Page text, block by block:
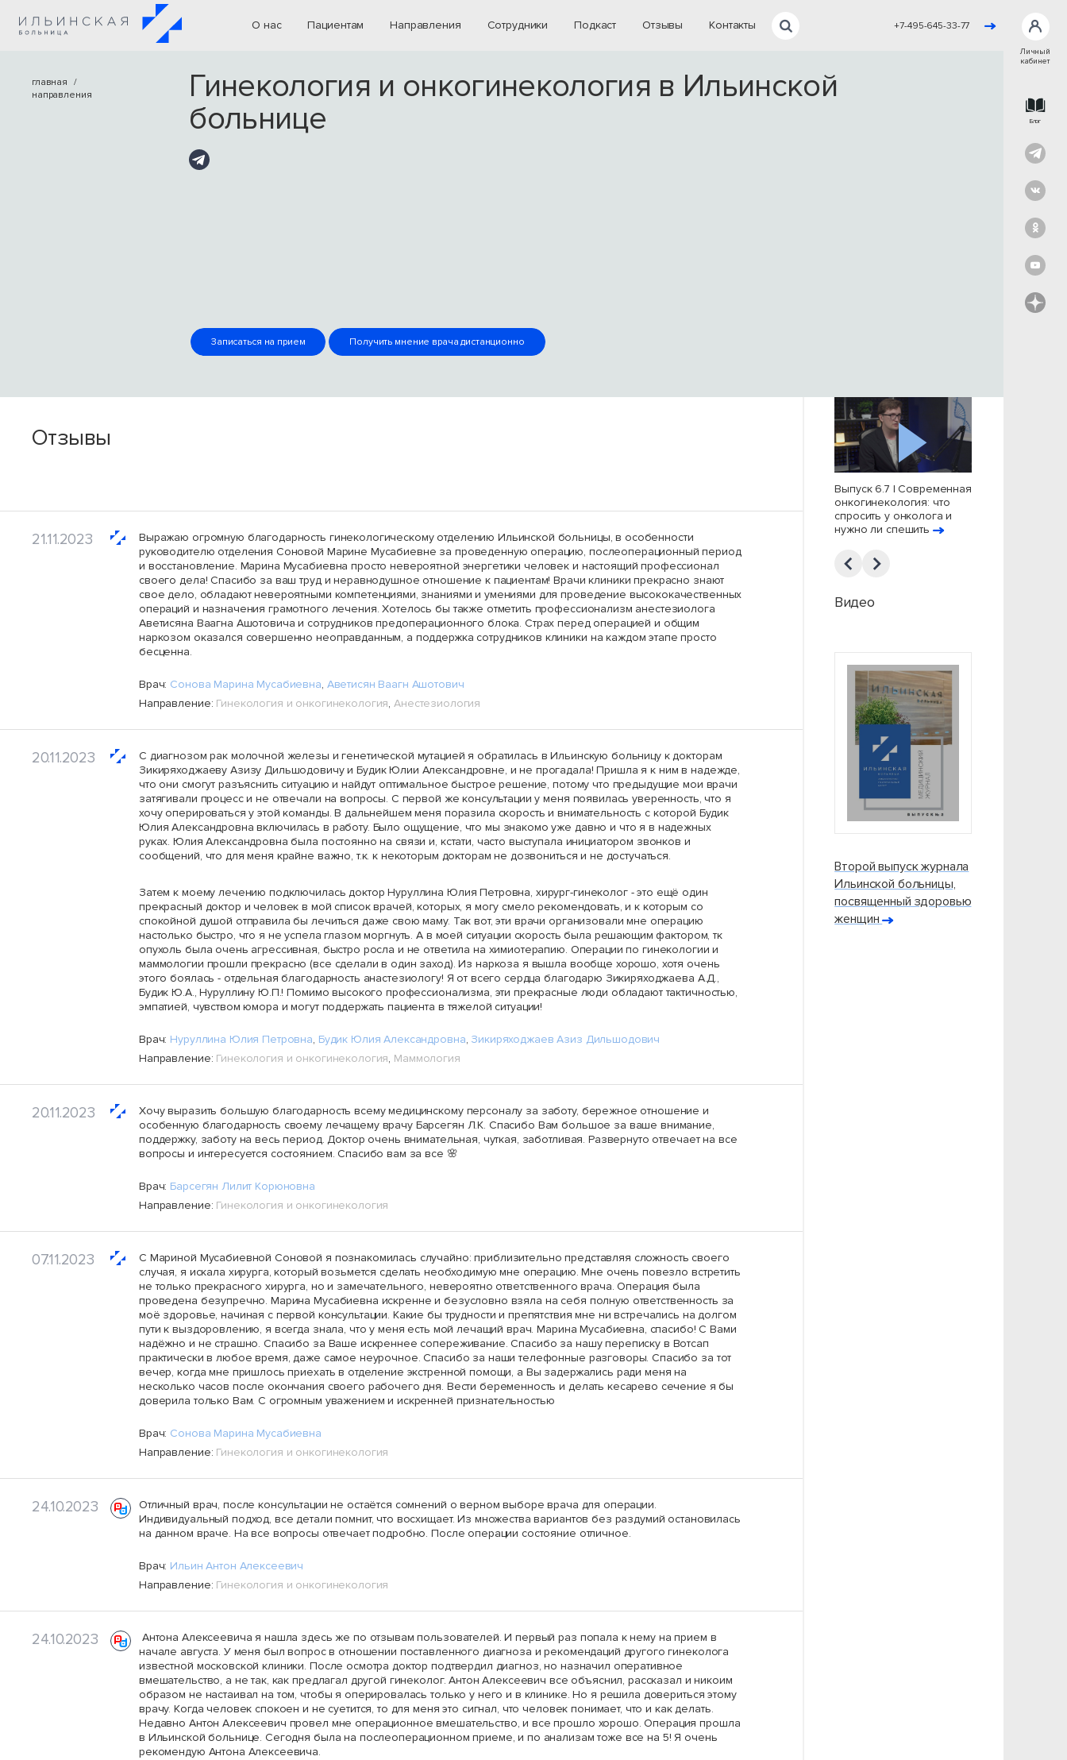
О нас Пациентам Направления Сотрудники Подкаст Отзывы Контакты +7-495-645-33-77
Личный
кабинет
Блог
главная
направления
Гинекология и онкогинекология в Ильинской
больнице
Записаться на прием Получить мнение врача дистанционно
больницы
Ильинской больнице
роботической хирургии
ребрендинг, окно
Выпуск 6.7 | Современная
онкогинекология: что
спросить у онколога и
нужно ли спешить
Видео
Второй выпуск журнала
Ильинской больницы,
посвященный здоровью
женщин
Отзывы
21.11.2023
Выражаю огромную благодарность гинекологическому отделению Ильинской больницы, в особенности
руководителю отделения Соновой Марине Мусабиевне за проведенную операцию, послеоперационный период
и восстановление. Марина Мусабиевна просто невероятной энергетики человек и настоящий профессионал
своего дела! Спасибо за ваш труд и неравнодушное отношение к пациентам! Врачи клиники прекрасно знают
свое дело, обладают невероятными компетенциями, знаниями и умениями для проведение высококачественных
операций и назначения грамотного лечения. Хотелось бы также отметить профессионализм анестезиолога
Аветисяна Ваагна Ашотовича и сотрудников предоперационного блока. Страх перед операцией и общим
наркозом оказался совершенно неоправданным, а поддержка сотрудников клиники на каждом этапе просто
бесценна.
Врач: Сонова Марина Мусабиевна, Аветисян Ваагн Ашотович
Направление: Гинекология и онкогинекология,Анестезиология
20.11.2023
С диагнозом рак молочной железы и генетической мутацией я обратилась в Ильинскую больницу к докторам
Зикиряходжаеву Азизу Дильшодовичу и Будик Юлии Александровне, и не прогадала! Пришла я к ним в надежде,
что они смогут разъяснить ситуацию и найдут оптимальное быстрое решение, потому что предыдущие мои врачи
затягивали процесс и не отвечали на вопросы. С первой же консультации у меня появилась уверенность, что я
хочу оперироваться у этой команды. В дальнейшем меня поразила скорость и внимательность с которой Будик
Юлия Александровна включилась в работу. Было ощущение, что мы знакомо уже давно и что я в надежных
руках. Юлия Александровна была постоянно на связи и, кстати, часто выступала инициатором звонков и
сообщений, что для меня крайне важно, т.к. к некоторым докторам не дозвониться и не достучаться.
Затем к моему лечению подключилась доктор Нуруллина Юлия Петровна, хирург-гинеколог - это ещё один
прекрасный доктор и человек в мой список врачей, которых, я могу смело рекомендовать, и к которым со
спокойной душой отправила бы лечиться даже свою маму. Так вот, эти врачи организовали мне операцию
настолько быстро, что я не успела глазом моргнуть. А в моей ситуации скорость была решающим фактором, тк
опухоль была очень агрессивная, быстро росла и не ответила на химиотерапию. Операции по гинекологии и
маммологии прошли прекрасно (все сделали в один заход). Из наркоза я вышла вообще хорошо, хотя очень
этого боялась - отдельная благодарность анастезиологу! Я от всего сердца благодарю Зикиряходжаева А.Д.,
Будик Ю.А., Нуруллину Ю.П.! Помимо высокого профессионализма, эти прекрасные люди обладают тактичностью,
эмпатией, чувством юмора и могут поддержать пациента в тяжелой ситуации!
Врач: Нуруллина Юлия Петровна, Будик Юлия Александровна, Зикиряходжаев Азиз Дильшодович
Направление: Гинекология и онкогинекология, Маммология
20.11.2023
Хочу выразить большую благодарность всему медицинскому персоналу за заботу, бережное отношение и
особенную благодарность своему лечащему врачу Барсегян Л.К. Спасибо Вам большое за ваше внимание,
поддержку, заботу на весь период. Доктор очень внимательная, чуткая, заботливая. Развернуто отвечает на все
вопросы и интересуется состоянием. Спасибо вам за все 🌸
Врач: Барсегян Лилит Корюновна
Направление: Гинекология и онкогинекология
07.11.2023
С Мариной Мусабиевной Соновой я познакомилась случайно: приблизительно представляя сложность своего
случая, я искала хирурга, который возьмется сделать необходимую мне операцию. Мне очень повезло встретить
не только прекрасного хирурга, но и замечательного, невероятно ответственного врача. Операция была
проведена безупречно. Марина Мусабиевна искренне и безусловно взяла на себя полную ответственность за
моё здоровье, начиная с первой консультации. Какие бы трудности и препятствия мне ни встречались на долгом
пути к выздоровлению, я всегда знала, что у меня есть мой лечащий врач. Марина Мусабиевна, спасибо! С Вами
надёжно и не страшно. Спасибо за Ваше искреннее сопереживание. Спасибо за нашу переписку в Вотсап
практически в любое время, даже самое неурочное. Спасибо за наши телефонные разговоры. Спасибо за тот
вечер, когда мне пришлось приехать в отделение экстренной помощи, а Вы задержались ради меня на
несколько часов после окончания своего рабочего дня. Вести беременность и делать кесарево сечение я бы
доверила только Вам. С огромным уважением и искренней признательностью
Врач: Сонова Марина Мусабиевна
Направление: Гинекология и онкогинекология
24.10.2023
Отличный врач, после консультации не остаётся сомнений о верном выборе врача для операции.
Индивидуальный подход, все детали помнит, что восхищает. Из множества вариантов без раздумий остановилась
на данном враче. На все вопросы отвечает подробно. После операции состояние отличное.
Врач: Ильин Антон Алексеевич
Направление: Гинекология и онкогинекология
24.10.2023
Антона Алексеевича я нашла здесь же по отзывам пользователей. И первый раз попала к нему на прием в
начале августа. У меня был вопрос в отношении поставленного диагноза и рекомендаций другого гинеколога
известной московской клиники. После осмотра доктор подтвердил диагноз, но назначил оперативное
вмешательство, а не так, как предлагал другой гинеколог. Антон Алексеевич все объяснил, рассказал и никоим
образом не настаивал на том, чтобы я оперировалась только у него и в клинике. Но я решила довериться этому
врачу. Когда человек спокоен и не суетится, то для меня это сигнал, что человек понимает, что и как делать.
Недавно Антон Алексеевич провел мне операционное вмешательство, и все прошло хорошо. Операция прошла
в Ильинской больнице. Сегодня была на послеоперационном приеме, и по анализам тоже все на 5! Я очень
рекомендую Антона Алексеевича.